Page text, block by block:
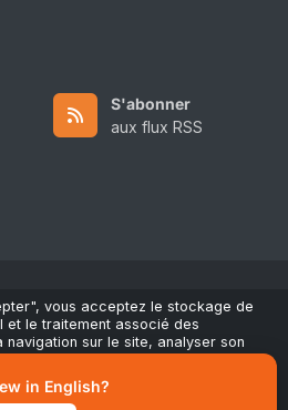
S'abonner
aux flux RSS
Reserved by ScaleFibre USA Inc..
/ Politique de confidentialité /
déposées
vous acceptez le stockage de
le traitement associé des
sur le site, analyser son
retirer votre consentement à tout
les préférences" dans notre avis
in English?